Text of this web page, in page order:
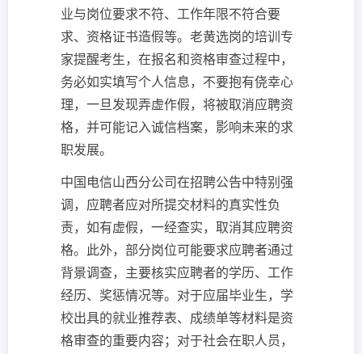
业与岗位要求不符、工作年限不符合要
求、资格证书造假等。老黄选岗的培训专
家提醒考生，在报名和资格审查过程中，
务必如实填写个人信息，不要抱有侥幸心
理，一旦发现弄虚作假，将被取消应聘资
格，并可能记入诚信档案，影响未来的求
职发展。
中国电信山西分公司在招聘公告中特别强
调，应聘者应对所提交材料的真实性负
责，如有虚假，一经查实，取消其应聘资
格。此外，部分岗位可能要求应聘者通过
背景调查，主要核实应聘者的学历、工作
经历、奖惩情况等。对于应届毕业生，学
校出具的就业推荐表、成绩单等材料是资
格审查的重要内容；对于社会在职人员，